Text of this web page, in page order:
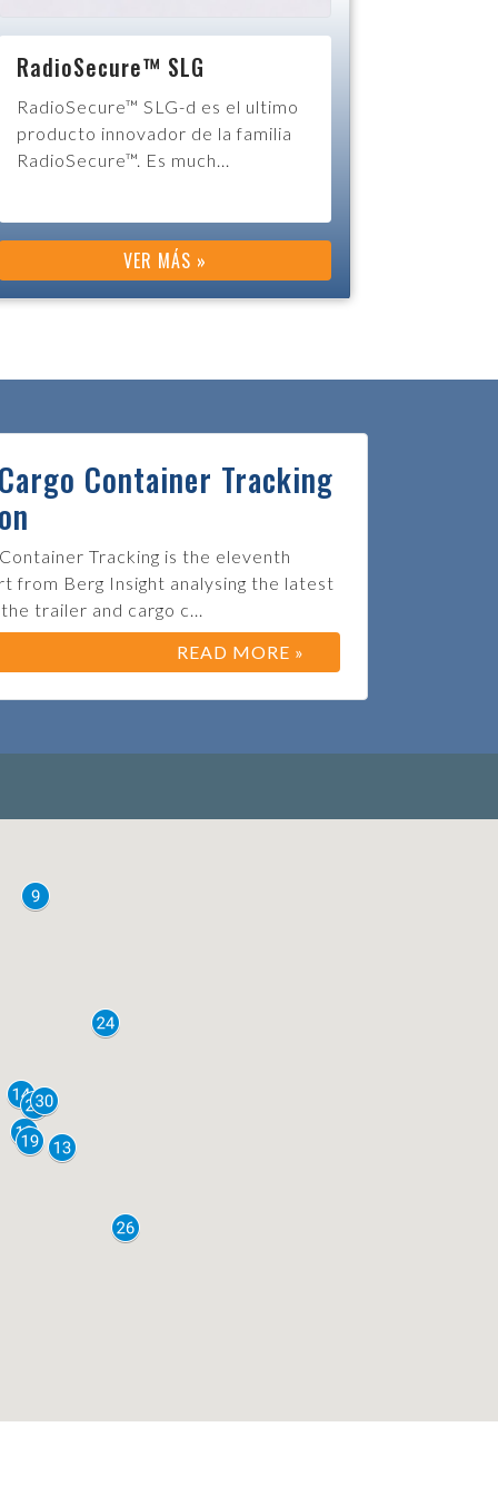
RadioSecure™ SLL
RadioSecure SLA es un producto
original e innovador para el
seguimiento de transportes y a...
VER MÁS »
Container Tracking
Tracking is the eleventh
from Berg Insight analysing the latest
trailer and cargo c...
READ MORE »